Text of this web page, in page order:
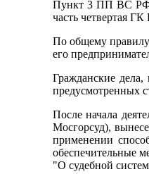
Пункт 3 ПП ВС РФ
часть четвертая
По общему правилу
его
Гражданские
предусмотренных
После начала
Мосгорсуд),
применении
обеспечительные
"О судебной